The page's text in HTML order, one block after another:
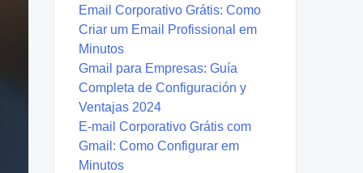
Email Corporativo Grátis: Como
Criar um Email Profissional em
Minutos
Gmail para Empresas: Guía
Completa de Configuración y
Ventajas 2024
E-mail Corporativo Grátis com
Gmail: Como Configurar em
Minutos